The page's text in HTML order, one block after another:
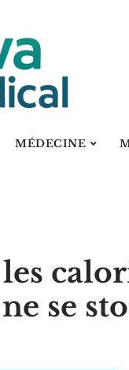
MÉDECINE
se